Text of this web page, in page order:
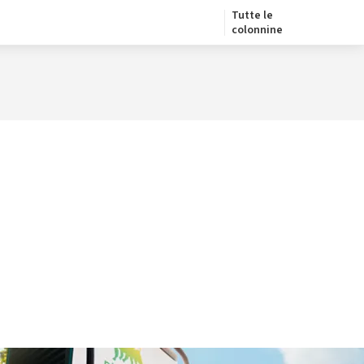
Tutte le
colonnine